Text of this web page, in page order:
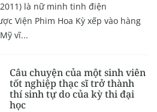
là nữ minh tinh điện
Viện Phim Hoa Kỳ xếp vào hàng
vĩ...
Câu chuyện của một sinh viên
tốt nghiệp thạc sĩ trở thành
thí sinh tự do của kỳ thi đại
học